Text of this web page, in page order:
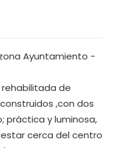
Ayuntamiento -
de
,con dos
práctica y luminosa,
cerca del centro